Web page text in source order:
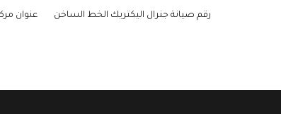
رقم صيانة جنرال اليكتريك الخط الساخن عنوان